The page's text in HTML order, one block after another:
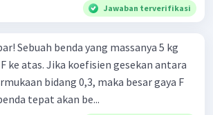
Jawaban terverifikasi
5 kg
ke atas. Jika koefisien gesekan antara
bidang 0,3, maka besar gaya F
tepat akan be...